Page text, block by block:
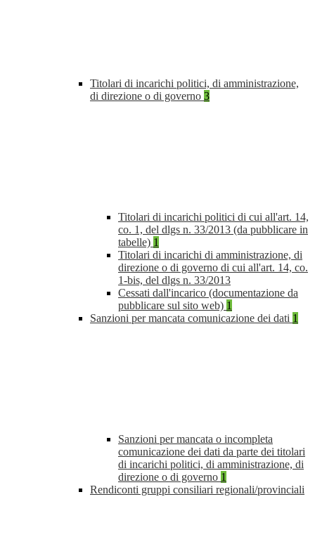
Titolari di incarichi politici, di amministrazione,
di direzione o di governo 3
Titolari di incarichi politici di cui all'art. 14,
co. 1, del dlgs n. 33/2013 (da pubblicare in
tabelle) 1
Titolari di incarichi di amministrazione, di
direzione o di governo di cui all'art. 14, co.
1-bis, del dlgs n. 33/2013
Cessati dall'incarico (documentazione da
pubblicare sul sito web) 1
Sanzioni per mancata comunicazione dei dati 1
Sanzioni per mancata o incompleta
comunicazione dei dati da parte dei titolari
di incarichi politici, di amministrazione, di
direzione o di governo 1
Rendiconti gruppi consiliari regionali/provinciali